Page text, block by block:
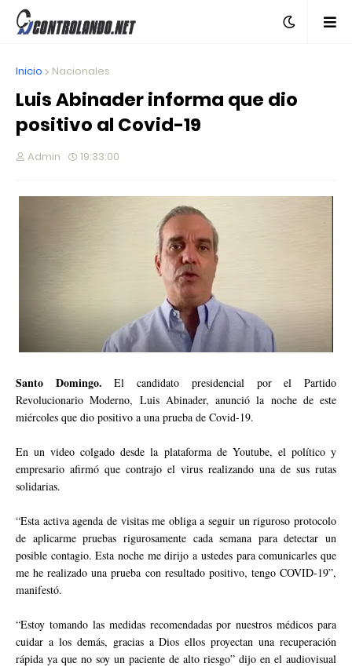
Inicio Nacionales
Luis Abinader informa que dio
positivo al Covid-19
Admin 19:33:00
Santo Domingo.El candidato presidencial por el Partido
Revolucionario Moderno, Luis Abinader, anunció la noche de este
miércoles que dio positivo a una prueba de Covid-19.
En un video colgado desde la plataforma de Youtube, el político y
empresario afirmó que contrajo el virus realizando una de sus rutas
solidarias.
“Esta activa agenda de visitas me obliga a seguir un riguroso protocolo
de aplicarme pruebas rigurosamente cada semana para detectar un
posible contagio. Esta noche me dirijo a ustedes para comunicarles que
me he realizado una prueba con resultado positivo, tengo COVID-19”,
manifestó.
“Estoy tomando las medidas recomendadas por nuestros médicos para
cuidar a los demás, gracias a Dios ellos proyectan una recuperación
rápida ya que no soy un paciente de alto riesgo” dijo en el audiovisual